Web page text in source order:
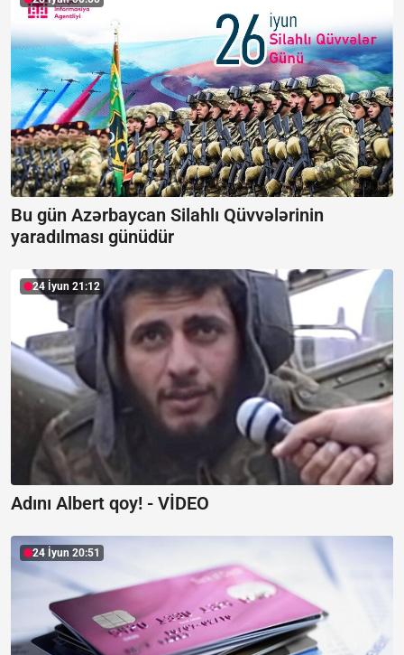
Bu gün Azərbaycan Silahlı Qüvvələrinin
yaradılması günüdür
24 İyun 21:12
Adını Albert qoy! - VİDEO
24 İyun 20:51